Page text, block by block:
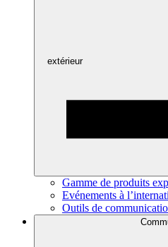
extérieur
Gamme de produits
Evénements à
Outils de